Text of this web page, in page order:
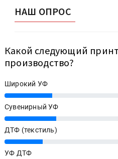
НАШ ОПРОС
Какой следующий
производство?
Широкий УФ
25%
Сувенирный УФ
27%
ДТФ (текстиль)
20%
УФ ДТФ